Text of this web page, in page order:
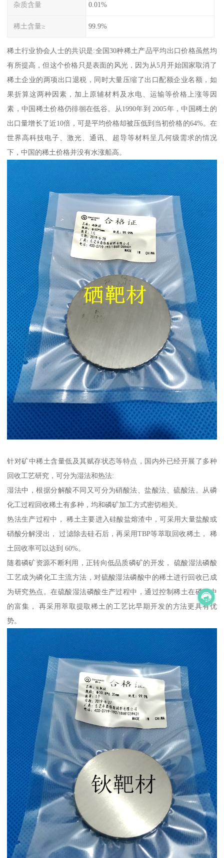
杂质含量 0.01%
稀土含量≥ 99.9%
稀土行业协会人士的共识是:全国30种稀土产品平均出口价格虽然均
有所提高，但这个价格只是表面的风光，因为从5月开始国家取消了
稀土企业的两项出口退税，同时大量压缩了出口配额企业名额，如
果折算这两种因素，加上原辅材料及水电、运输等价格上涨等因
素，中国稀土价格仍徘徊在低谷。从1990年到 2005年，中国稀土的
出口量增长了近10倍，可是平均价格却被压低到当初价格的64%。在
世界高科技电子、激光、通讯、超导等材料呈几何级需求的情况
下，中国的稀土价格并没有水涨船高。
针对矿中稀土含量低及其赋存状态等特点，国内外已经开展了多种
回收工艺研究，可分为湿法和热法:
湿法中，根据分解酸不同又可分为硝酸法、盐酸法、硫酸法。从磷
化工过程回收稀土有多种，均和磷矿加工方式密切相关。
热法生产过程中， 稀土主要进入硅酸盐熔渣中，可采用大量盐酸或
硝酸分解浸出， 过滤除去硅石后，再采用TBP等萃取回收稀土， 稀
土回收率可以达到 60%。
随着磷矿资源不断利用，正转向低品质磷矿的开发， 硫酸湿法磷酸
工艺成为磷化工主流方法，对硫酸湿法磷酸中的稀土进行回收已成
为研究热点。在硫酸湿法磷酸生产过程中，通过控制稀土在磷酸中
的富集， 再采用萃取提取稀土的工艺比早期开发的方法更具有优
势。